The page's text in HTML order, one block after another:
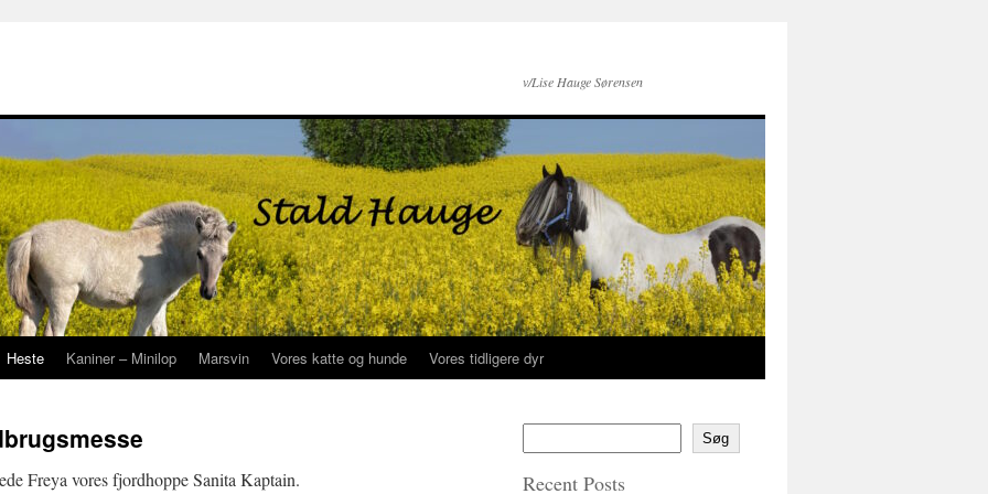
v/Lise Hauge Sørensen
Heste Kaniner – Minilop Marsvin Vores katte og hunde Vores tidligere dyr
Freya vores fjordhoppe Sanita Kaptain.
Søg
Recent Posts